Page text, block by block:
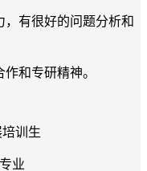
，有很好的问题分析和
和专研精神。
训生
业